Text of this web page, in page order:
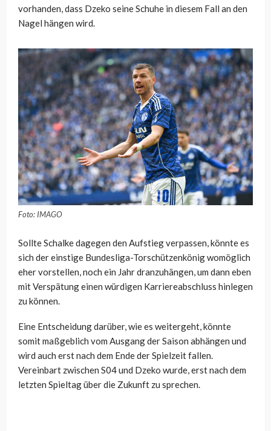
vorhanden, dass Dzeko seine Schuhe in diesem Fall an den
Nagel hängen wird.
Foto: IMAGO
Sollte Schalke dagegen den Aufstieg verpassen, könnte es
sich der einstige Bundesliga-Torschützenkönig womöglich
eher vorstellen, noch ein Jahr dranzuhängen, um dann eben
mit Verspätung einen würdigen Karriereabschluss hinlegen
zu können.
Eine Entscheidung darüber, wie es weitergeht, könnte
somit maßgeblich vom Ausgang der Saison abhängen und
wird auch erst nach dem Ende der Spielzeit fallen.
Vereinbart zwischen S04 und Dzeko wurde, erst nach dem
letzten Spieltag über die Zukunft zu sprechen.